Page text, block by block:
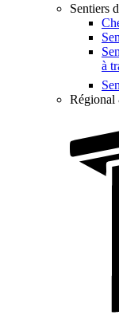
Sentiers
à